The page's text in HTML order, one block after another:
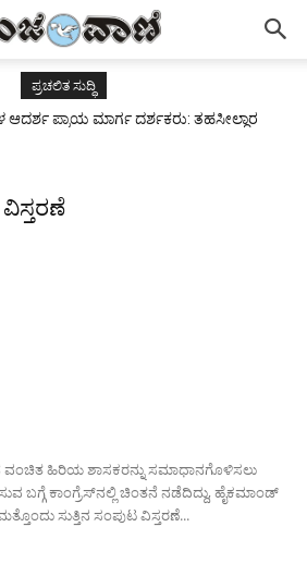
ಪ್ರಚಲಿತ ಸುದ್ಧಿ
ಆದರ್ಶ ಪ್ರಾಯ ಮಾರ್ಗ ದರ್ಶಕರು: ತಹಸೀಲ್ದಾರ
ವಂಚಿತ ಹಿರಿಯ ಶಾಸಕರನ್ನು ಸಮಾಧಾನಗೊಳಿಸಲು
ಬಗ್ಗೆ ಕಾಂಗ್ರೆಸ್‌ನಲ್ಲಿ ಚಿಂತನೆ ನಡೆದಿದ್ದು, ಹೈಕಮಾಂಡ್
ಸುತ್ತಿನ ಸಂಪುಟ ವಿಸ್ತರಣೆ...